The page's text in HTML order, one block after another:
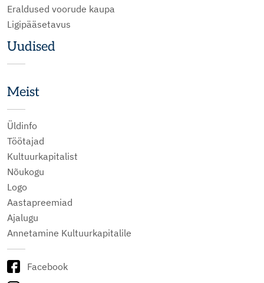
Eraldused voorude kaupa
Ligipääsetavus
Uudised
Meist
Üldinfo
Töötajad
Kultuurkapitalist
Nõukogu
Logo
Aastapreemiad
Ajalugu
Annetamine Kultuurkapitalile
Facebook